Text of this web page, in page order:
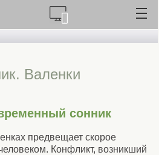
Валенки
сонник
предвещает скорое
Конфликт, возникший